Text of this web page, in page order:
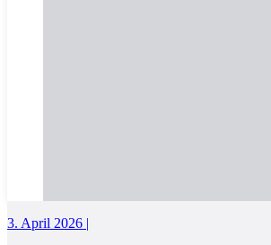
3. April 2026 |